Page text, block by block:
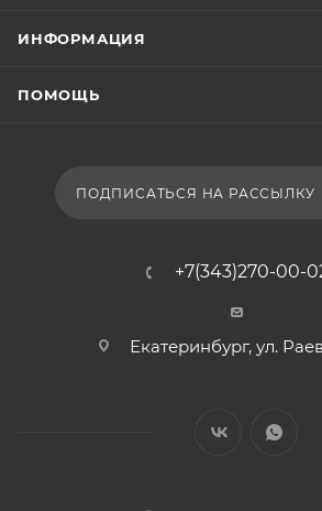
ИНФОРМАЦИЯ
ПОМОЩЬ
ПОДПИСАТЬСЯ НА РАССЫЛКУ
+7(343)270-00-
Екатеринбург, ул.